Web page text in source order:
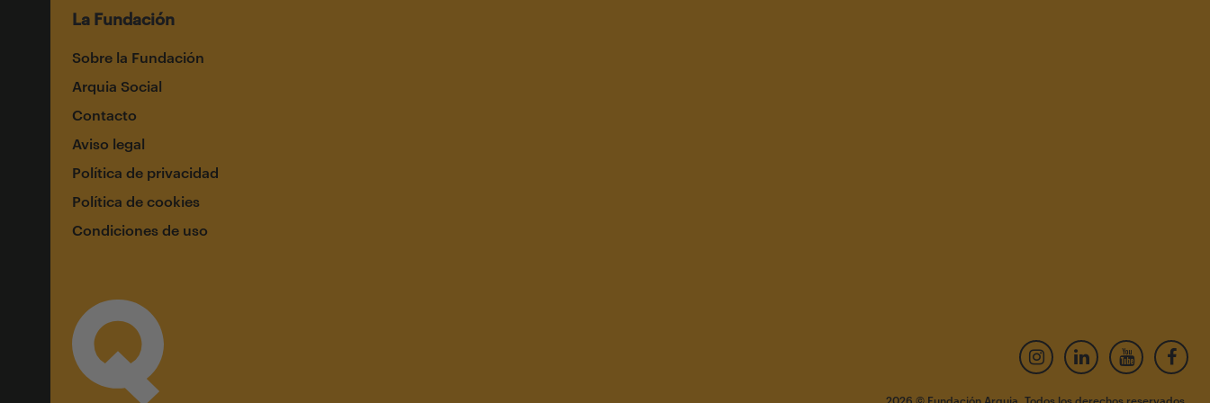
La Fundación
Sobre la Fundación
Arquia Social
Contacto
Aviso legal
Política de privacidad
Política de cookies
Condiciones de uso
2026 © Fundación Arquia. Todos los derechos reservados.
×